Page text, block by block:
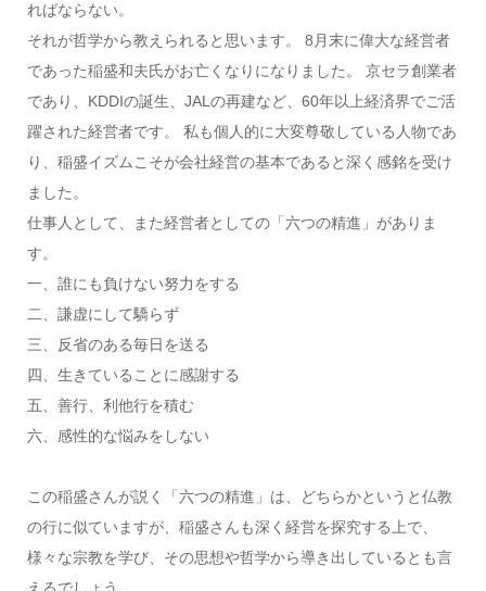
ればならない。
それが哲学から教えられると思います。 8月末に偉大な経営者
であった稲盛和夫氏がお亡くなりになりました。 京セラ創業者
であり、KDDIの誕生、JALの再建など、60年以上経済界でご活
躍された経営者です。 私も個人的に大変尊敬している人物であ
り、稲盛イズムこそが会社経営の基本であると深く感銘を受け
ました。
仕事人として、また経営者としての「六つの精進」がありま
す。
一、誰にも負けない努力をする
二、謙虚にして驕らず
三、反省のある毎日を送る
四、生きていることに感謝する
五、善行、利他行を積む
六、感性的な悩みをしない
この稲盛さんが説く「六つの精進」は、どちらかというと仏教
の行に似ていますが、稲盛さんも深く経営を探究する上で、
様々な宗教を学び、その思想や哲学から導き出しているとも言